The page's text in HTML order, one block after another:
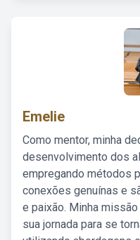
Emelie
Como mentor, minha
desenvolvimento dos
empregando métodos
conexões genuínas e
e paixão. Minha
sua jornada para se